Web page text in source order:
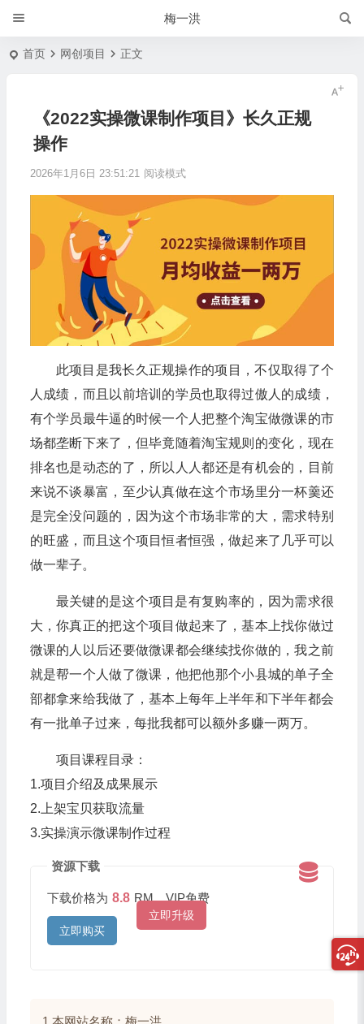
梅一洪
首页 网创项目 正文
《2022实操微课制作项目》长久正规
操作
2026年1月6日 23:51:21 阅读模式
此项目是我长久正规操作的项目，不仅取得了个
人成绩，而且以前培训的学员也取得过傲人的成绩，
有个学员最牛逼的时候一个人把整个淘宝做微课的市
场都垄断下来了，但毕竟随着淘宝规则的变化，现在
排名也是动态的了，所以人人都还是有机会的，目前
来说不谈暴富，至少认真做在这个市场里分一杯羹还
是完全没问题的，因为这个市场非常的大，需求特别
的旺盛，而且这个项目恒者恒强，做起来了几乎可以
做一辈子。
最关键的是这个项目是有复购率的，因为需求很
大，你真正的把这个项目做起来了，基本上找你做过
微课的人以后还要做微课都会继续找你做的，我之前
就是帮一个人做了微课，他把他那个小县城的单子全
部都拿来给我做了，基本上每年上半年和下半年都会
有一批单子过来，每批我都可以额外多赚一两万。
项目课程目录：
1.项目介绍及成果展示
2.上架宝贝获取流量
3.实操演示微课制作过程
资源下载
下载价格为 8.8 RM，VIP免费
立即升级
立即购买
1 本网站名称：梅一洪